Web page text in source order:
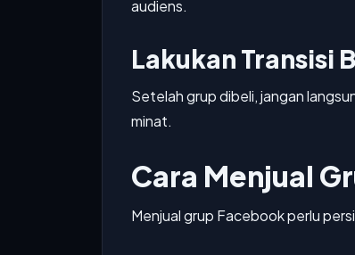
audiens.
Lakukan Transisi
Setelah grup dibeli, jangan
minat.
Cara Menjual
Menjual grup Facebook perlu